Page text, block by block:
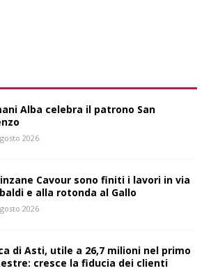
Alba celebra il patrono San
2026
Cavour sono finiti i lavori in via
e alla rotonda al Gallo
2026
di Asti, utile a 26,7 milioni nel primo
cresce la fiducia dei clienti